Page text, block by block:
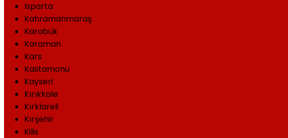
Isparta
Kahramanmaraş
Karabük
Karaman
Kars
Kastamonu
Kayseri
Kırıkkale
Kırklareli
Kırşehir
Kilis